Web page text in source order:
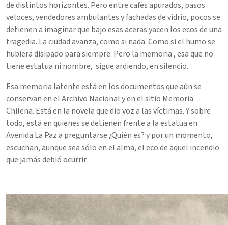
de distintos horizontes. Pero entre cafés apurados, pasos
veloces, vendedores ambulantes y fachadas de vidrio, pocos se
detienen a imaginar que bajo esas aceras yacen los ecos de una
tragedia. La ciudad avanza, como si nada. Como si el humo se
hubiera disipado para siempre. Pero la memoria , esa que no
tiene estatua ni nombre, sigue ardiendo, en silencio.
Esa memoria latente está en los documentos que aún se
conservan en el Archivo Nacional y en el sitio Memoria
Chilena. Está en la novela que dio voz a las víctimas. Y sobre
todo, está en quienes se detienen frente a la estatua en
Avenida La Paz a preguntarse ¿Quién es? y por un momento,
escuchan, aunque sea sólo en el alma, el eco de aquel incendio
que jamás debió ocurrir.